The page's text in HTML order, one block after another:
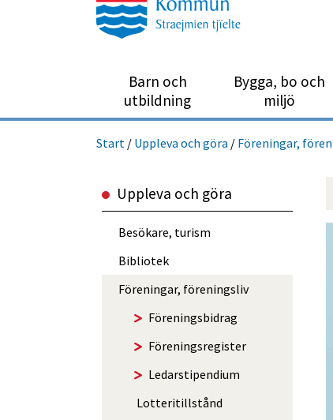
Barn och
utbild­ning
Bygga, bo och
miljö
Start / Uppleva och göra / Föreningar,
Uppleva och göra
Besökare, turism
Bibliotek
Föreningar, föreningsliv
Förenings­bidrag
Förenings­register
Ledar­stipendium
Lotteri­tillstånd